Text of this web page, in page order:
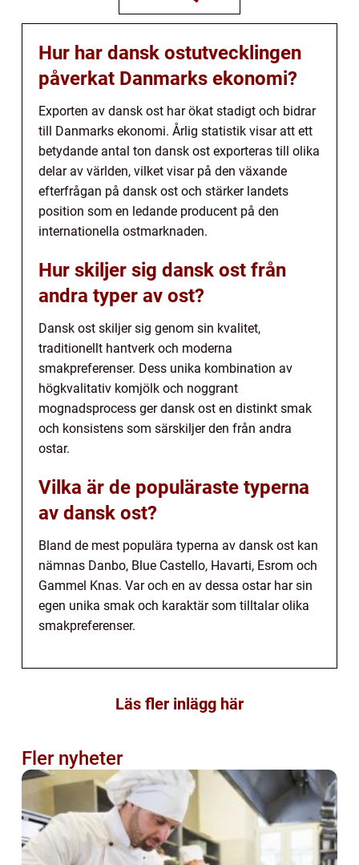
Hur har dansk ostutvecklingen
påverkat Danmarks ekonomi?
Exporten av dansk ost har ökat stadigt och bidrar
till Danmarks ekonomi. Årlig statistik visar att ett
betydande antal ton dansk ost exporteras till olika
delar av världen, vilket visar på den växande
efterfrågan på dansk ost och stärker landets
position som en ledande producent på den
internationella ostmarknaden.
Hur skiljer sig dansk ost från
andra typer av ost?
Dansk ost skiljer sig genom sin kvalitet,
traditionellt hantverk och moderna
smakpreferenser. Dess unika kombination av
högkvalitativ komjölk och noggrant
mognadsprocess ger dansk ost en distinkt smak
och konsistens som särskiljer den från andra
ostar.
Vilka är de populäraste typerna
av dansk ost?
Bland de mest populära typerna av dansk ost kan
nämnas Danbo, Blue Castello, Havarti, Esrom och
Gammel Knas. Var och en av dessa ostar har sin
egen unika smak och karaktär som tilltalar olika
smakpreferenser.
Läs fler inlägg här
Fler nyheter